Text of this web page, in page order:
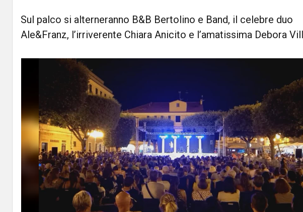
Sul palco si alterneranno B&B Bertolino e Band, il celebre duo
Ale&Franz, l’irriverente Chiara Anicito e l’amatissima Debora